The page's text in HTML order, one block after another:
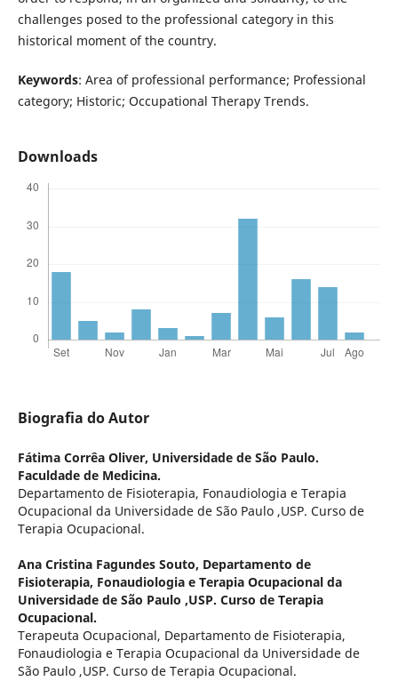
challenges posed to the professional category in this
historical moment of the country.
Keywords: Area of professional performance; Professional
category; Historic; Occupational Therapy Trends.
Downloads
Biografia do Autor
Fátima Corrêa Oliver, Universidade de São Paulo.
Faculdade de Medicina.
Departamento de Fisioterapia, Fonaudiologia e Terapia
Ocupacional da Universidade de São Paulo ,USP. Curso de
Terapia Ocupacional.
Ana Cristina Fagundes Souto, Departamento de
Fisioterapia, Fonaudiologia e Terapia Ocupacional da
Universidade de São Paulo ,USP. Curso de Terapia
Ocupacional.
Terapeuta Ocupacional, Departamento de Fisioterapia,
Fonaudiologia e Terapia Ocupacional da Universidade de
São Paulo ,USP. Curso de Terapia Ocupacional.